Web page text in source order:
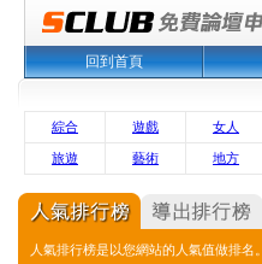
回到首頁
綜合 遊戲 女人
旅遊 藝術 地方
人氣排行榜是以您網站的人氣值做排名。